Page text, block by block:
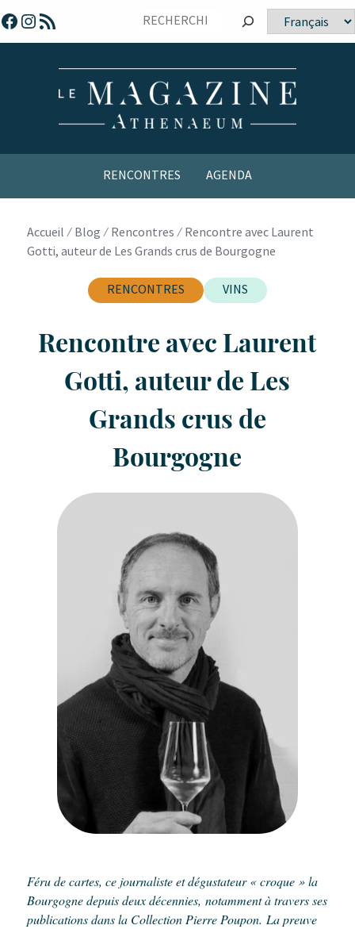
vers
le
Facebook
Instagram
Flux RSS
Choisir
une
RENCONTRES AGENDA
Accueil ⁄ Blog ⁄ Rencontres ⁄ Rencontre avec Laurent
Gotti, auteur de Les Grands crus de Bourgogne
RENCONTRES VINS
Rencontre avec Laurent
Gotti, auteur de Les
Grands crus de
Bourgogne
Féru de cartes, ce journaliste et dégustateur « croque » la
Bourgogne depuis deux décennies, notamment à travers ses
publications dans la Collection Pierre Poupon. La preuve